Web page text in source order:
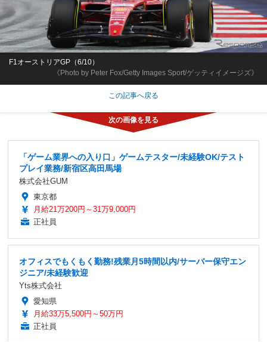
《Photo by Peter Fox/Getty Images Sport/ゲッティイメージズ》
F1オーストリアGP（6/10）
この記事へ戻る
「ゲーム業界への入り口」ゲームテスター/未経験OK/テスト
プレイ業務/新宿区高田馬場
株式会社GUM
東京都
月給21万200円～31万9,000円
正社員
オフィスでもくもく勤務!残業月5時間以内/サーバー保守エン
ジニア/未経験歓迎
Yts株式会社
愛知県
月給33万5,500円～50万円
正社員